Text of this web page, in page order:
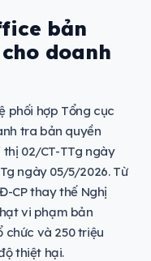
bản
doanh
phối hợp Tổng cục
tra bản quyền
02/CT-TTg ngày
ngày 05/5/2026. Từ
CP thay thế Nghị
vi phạm bản
chức và 250 triệu
thiệt hại.